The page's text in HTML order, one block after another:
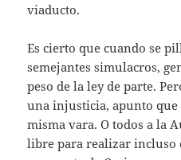
viaducto.
Es cierto que cuando se
semejantes simulacros,
peso de la ley de parte.
una injusticia, apunto
misma vara. O todos a la
libre para realizar incluso